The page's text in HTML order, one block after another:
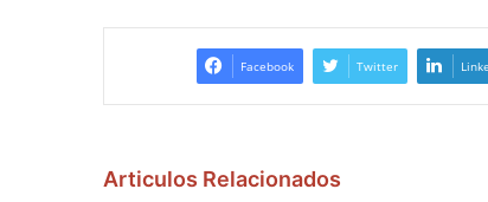
Facebook Twitter
Articulos Relacionados